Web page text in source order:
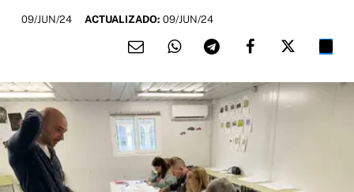
09/JUN/24 ACTUALIZADO: 09/JUN/24